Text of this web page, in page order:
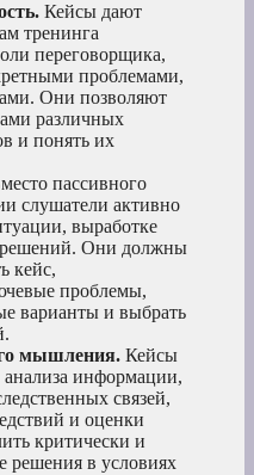
Кейсы дают
тренинга
переговорщика,
проблемами,
Они позволяют
различных
и понять их
пассивного
слушатели активно
выработке
решений. Они должны
кейс,
проблемы,
варианты и выбрать
мышления. Кейсы
анализа информации,
связей,
и оценки
критически и
решения в условиях